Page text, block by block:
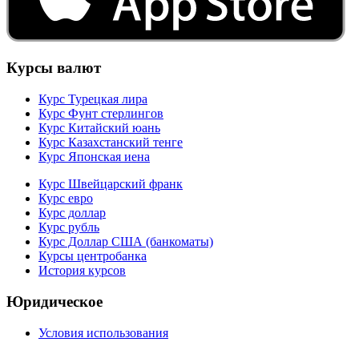
Курсы валют
Курс Турецкая лира
Курс Фунт стерлингов
Курс Китайский юань
Курс Казахстанский тенге
Курс Японская иена
Курс Швейцарский франк
Курс евро
Курс доллар
Курс рубль
Курс Доллар США (банкоматы)
Курсы центробанка
История курсов
Юридическое
Условия использования